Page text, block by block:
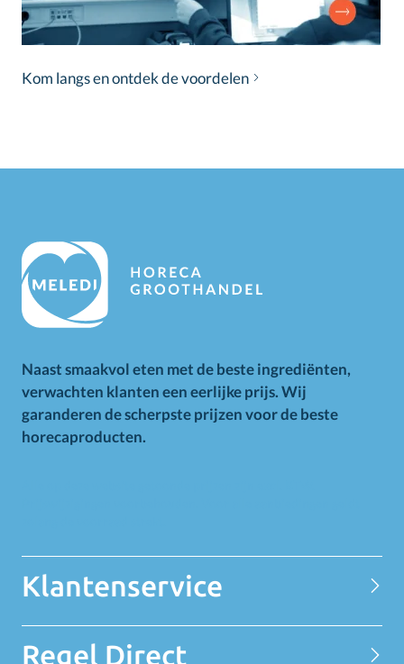
Kom langs en ontdek de voordelen
Naast smaakvol eten met de beste ingrediënten,
verwachten klanten een eerlijke prijs. Wij
garanderen de scherpste prijzen voor de beste
horecaproducten.
Klantenservice
Contact
Privacy Statement
Regel Direct